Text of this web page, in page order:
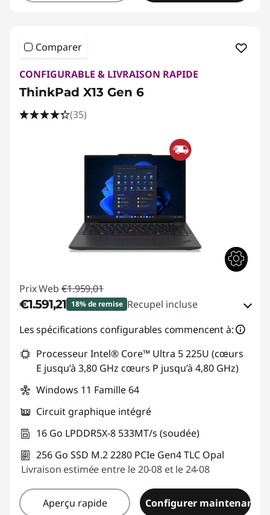
Comparer
CONFIGURABLE & LIVRAISON RAPIDE
ThinkPad X13 Gen 6
(35)
Prix Web €1.959,01
€1.591,21 18% de remise Recupel incluse
Bons de réduction en ligne :-€367,80
Code de réduction : THINKDEAL
Les spécifications configurables commencent à:
Processeur Intel® Core™ Ultra 5 225U (cœurs
E jusqu’à 3,80 GHz cœurs P jusqu’à 4,80 GHz)
Windows 11 Famille 64
Circuit graphique intégré
16 Go LPDDR5X-8 533MT/s (soudée)
256 Go SSD M.2 2280 PCIe Gen4 TLC Opal
Livraison estimée entre le 20-08 et le 24-08
Aperçu rapide Configurer maintenant